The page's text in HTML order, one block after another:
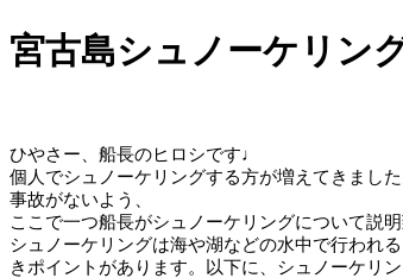
宮古島シュノーケリン
ひやさー、船長のヒロシです♩
個人でシュノーケリングする方が増えてきました
事故がないよう、
ここで一つ船長がシュノーケリングについて説明
シュノーケリングは海や湖などの水中で行われ
きポイントがあります。以下に、シュノーケリ